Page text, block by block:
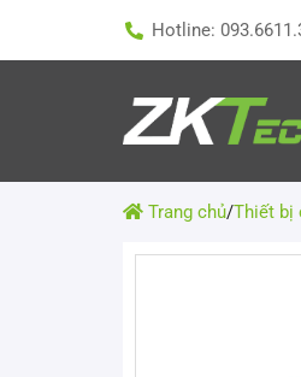
Hotline:
Trang chủ/Thiết bị